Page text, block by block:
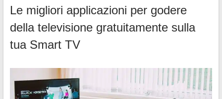
Le migliori applicazioni per godere
della televisione gratuitamente sulla
tua Smart TV